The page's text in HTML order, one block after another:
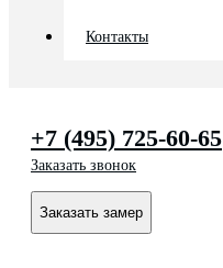
Контакты
+7 (495) 725-60-65
Заказать звонок
Заказать замер